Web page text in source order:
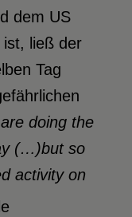
dem US
ließ der
Tag
doing the
(…)but so
activity on